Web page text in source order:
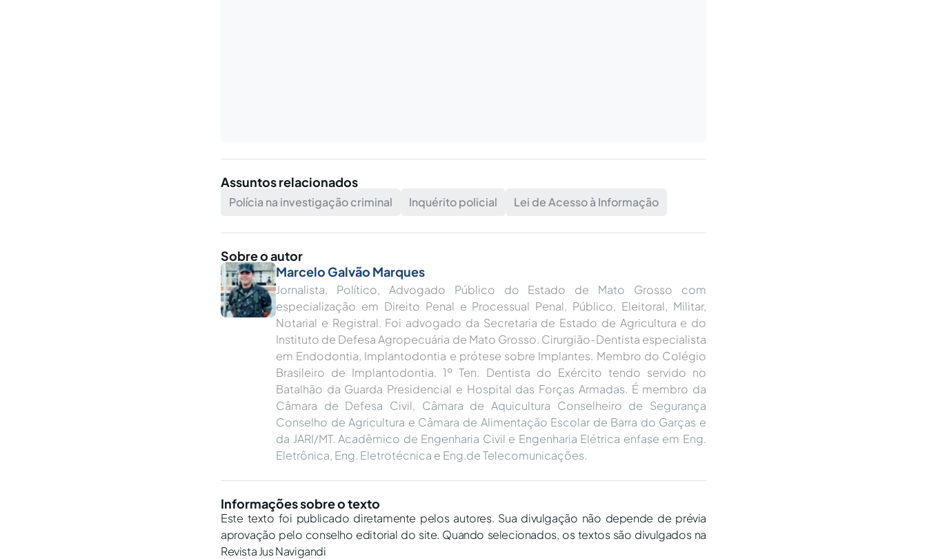
Assuntos relacionados
Polícia na investigação criminal Inquérito policial Lei de Acesso à Informação
Sobre o autor
Marcelo Galvão Marques
Jornalista, Político, Advogado Público do Estado de Mato Grosso com
especialização em Direito Penal e Processual Penal, Público, Eleitoral, Militar,
Notarial e Registral. Foi advogado da Secretaria de Estado de Agricultura e do
Instituto de Defesa Agropecuária de Mato Grosso. Cirurgião-Dentista especialista
em Endodontia, Implantodontia e prótese sobre Implantes. Membro do Colégio
Brasileiro de Implantodontia. 1º Ten. Dentista do Exército tendo servido no
Batalhão da Guarda Presidencial e Hospital das Forças Armadas. É membro da
Câmara de Defesa Civil, Câmara de Aquicultura Conselheiro de Segurança
Conselho de Agricultura e Câmara de Alimentação Escolar de Barra do Garças e
da JARI/MT. Acadêmico de Engenharia Civil e Engenharia Elétrica enfase em Eng.
Eletrônica, Eng. Eletrotécnica e Eng.de Telecomunicações.
Informações sobre o texto
Este texto foi publicado diretamente pelos autores. Sua divulgação não depende de prévia
aprovação pelo conselho editorial do site. Quando selecionados, os textos são divulgados na
Revista Jus Navigandi